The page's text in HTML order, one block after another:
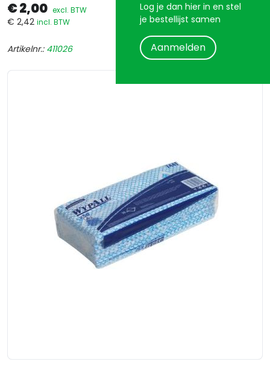
Log je dan hier in en stel
je bestellijst samen
Aanmelden
€ 2,00 excl. BTW
€ 2,42 incl. BTW
Artikelnr.: 411026